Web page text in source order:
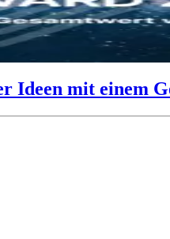
mit einem